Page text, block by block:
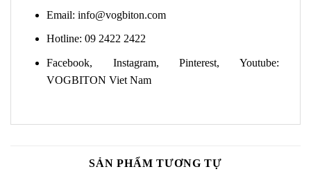
Email: info@vogbiton.com
Hotline: 09 2422 2422
Facebook, Instagram, Pinterest, Youtube:
VOGBITON Viet Nam
SẢN PHẨM TƯƠNG TỰ